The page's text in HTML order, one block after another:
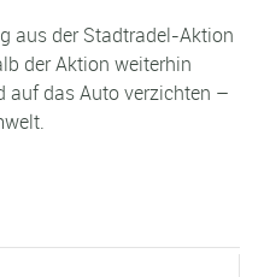
aus der Stadtradel-Aktion
der Aktion weiterhin
auf das Auto verzichten –